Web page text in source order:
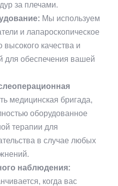
за плечами.
Мы используем
и лапароскопическое
качества и
для обеспечения вашей
медицинская бригада,
оборудованное
терапии для
в случае любых
наблюдения:
когда вас